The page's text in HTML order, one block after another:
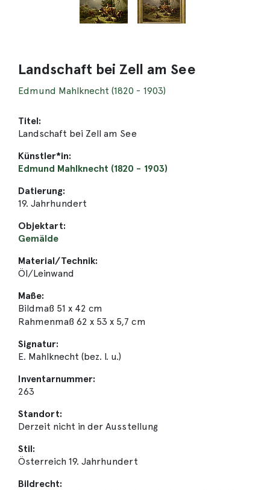
Landschaft bei Zell am See
Edmund Mahlknecht (1820 - 1903)
Titel:
Landschaft bei Zell am See
Künstler*in:
Edmund Mahlknecht (1820 - 1903)
Datierung:
19. Jahrhundert
Objektart:
Gemälde
Material/Technik:
Öl/Leinwand
Maße:
Bildmaß 51 x 42 cm
Rahmenmaß 62 x 53 x 5,7 cm
Signatur:
E. Mahlknecht (bez. l. u.)
Inventarnummer:
263
Standort:
Derzeit nicht in der Ausstellung
Stil:
Österreich 19. Jahrhundert
Bildrecht: